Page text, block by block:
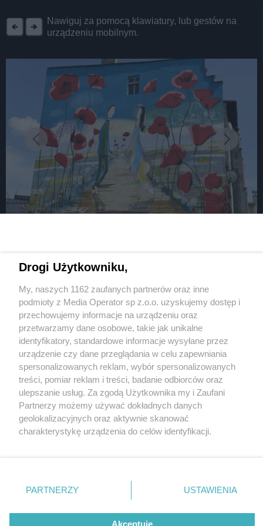
Nawiguj za pomocą klawiatury, lub gestów na
urządzeniu mobilnym.
Przy Rynku powstał nowy mural. "MAKi" to część
2 / 2
Nowy mural
Na budynku przy estakadzie w Chorzowie powstał
nowy mural. Grafika jest częścią kampanii społeczno-
edukacyjnej realizowanej przez Fundację Empiria i
Wiedza. Kampania "MAKi" (męski a kobiecy punkt
współpracy można uzyskać o wiele więcej.
Przy Rynku powstał nowy mural. "MAKi" to część
Wydawca mediów lokalnych
Nie zapomnij
zapoznać się z:
polityką prywatności regulamin korzystania z portali
Twojemiasto
Piekary Śląskie
Chorzów
Tarnowskie Góry
Gliwice
Skontakuj sięz nami
Kontakt
Wydawca
Redakcja
Drogi Użytkowniku,
My, naszych 1162 zaufanych partnerów oraz inne
podmioty z Media Operator sp z.o.o. uzyskujemy dostęp i
przechowujemy informacje na urządzeniu oraz
przetwarzamy dane osobowe, takie jak unikalne
identyfikatory, standardowe informacje wysyłane przez
urządzenie czy dane przeglądania w celu zapewniania
spersonalizowanych reklam, wybór spersonalizowanych
treści, pomiar reklam i treści, badanie odbiorców oraz
ulepszanie usług. Za zgodą Użytkownika my i Zaufani
Partnerzy możemy używać dokładnych danych
geolokalizacyjnych oraz aktywnie skanować
charakterystykę urządzenia do celów identyfikacji.
zmienić/wycofać klikając przycisk ustawień prywatności
znajdujący się w lewym dolnym rogu strony
rodzaje przetwarzania danych nie wymagają zgody
użytkownika, ale masz prawo sprzeciwić się takiemu
PARTNERZY USTAWIENIA
Akceptuję